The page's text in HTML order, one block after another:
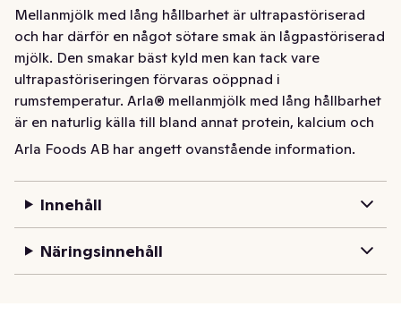
Mellanmjölk med lång hållbarhet är ultrapastöriserad
och har därför en något sötare smak än lågpastöriserad
mjölk. Den smakar bäst kyld men kan tack vare
ultrapastöriseringen förvaras oöppnad i
rumstemperatur. Arla® mellanmjölk med lång hållbarhet
är en naturlig källa till bland annat protein, kalcium och
vitamin B12. Protein bidrar till muskeluppbyggnad och
och har därför en något sötare smak än lågpastöriserad
ultrapastöriseringen förvaras oöppnad i
rumstemperatur. Arla® mellanmjölk med lång hållbarhet
Arla Foods AB har angett ovanstående information.
Innehåll
Näringsinnehåll